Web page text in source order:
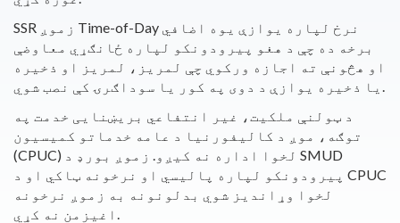
SSR زموږ Time-of-Day نرخ لپاره یوازې یوه اضافي
برخه ده چې د هغو پیرودونکو لپاره ځانګړي معاوضې
او هڅونې ته اجازه ورکوي چې لمریز، لمریز او ذخیره
یا ذخیره یوازې د دوی په کور یا سوداګرۍ کې نصب شوي.
د ټولنې ملکیت، غیر انتفاعي بریښنایی خدمت په
توګه، موږ د کالیفورنیا د عامه خدماتو کمیسیون
(CPUC) لخوا اداره نه کیږو. زموږ بورډ د SMUD
پیرودونکو لپاره پالیسي او نرخونه ټاکي او د CPUC
لخوا وړاندیز شوي بدلونونه به زموږ نرخونه
اغیزمن نه کړي.